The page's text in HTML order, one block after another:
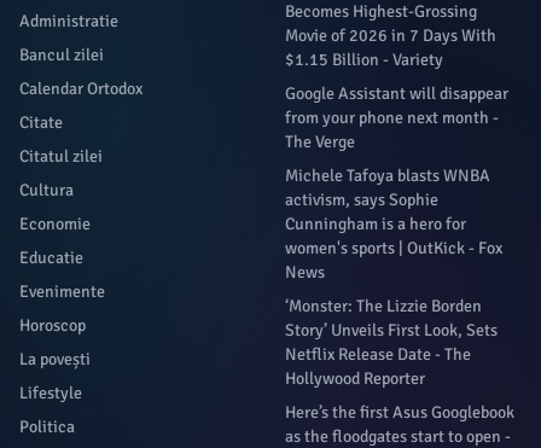
Administratie
Bancul zilei
Calendar Ortodox
Citate
Citatul zilei
Cultura
Economie
Educatie
Evenimente
Horoscop
La povești
Lifestyle
Politica
Becomes Highest-Grossing
Movie of 2026 in 7 Days With
$1.15 Billion - Variety
Google Assistant will disappear
from your phone next month -
The Verge
Michele Tafoya blasts WNBA
activism, says Sophie
Cunningham is a hero for
women's sports | OutKick - Fox
News
‘Monster: The Lizzie Borden
Story’ Unveils First Look, Sets
Netflix Release Date - The
Hollywood Reporter
Here’s the first Asus Googlebook
as the floodgates start to open -